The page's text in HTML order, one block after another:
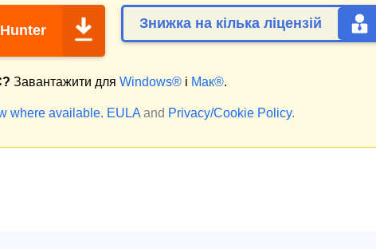
Знижка на кілька ліцензій
Завантажити для Windows® і Мак®.
where available. EULA and Privacy/Cookie Policy.